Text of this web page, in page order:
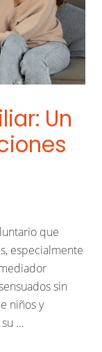
Un
que
especialmente
sin
niños y
…